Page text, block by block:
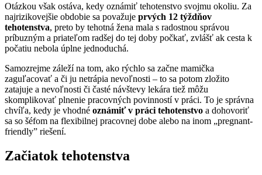
Otázkou však ostáva, kedy oznámiť tehotenstvo svojmu okoliu. Za
najrizikovejšie obdobie sa považuje prvých 12 týždňov
tehotenstva, preto by tehotná žena mala s radostnou správou
príbuzným a priateľom radšej do tej doby počkať, zvlášť ak cesta k
počatiu nebola úplne jednoduchá.
Samozrejme záleží na tom, ako rýchlo sa začne mamička
zaguľacovať a či ju netrápia nevoľnosti – to sa potom zložito
zatajuje a nevoľnosti či časté návštevy lekára tiež môžu
skomplikovať plnenie pracovných povinností v práci. To je správna
chvíľa, kedy je vhodné oznámiť v práci tehotenstvo a dohovoriť
sa so šéfom na flexibilnej pracovnej dobe alebo na inom „pregnant-
friendly” riešení.
Začiatok tehotenstva